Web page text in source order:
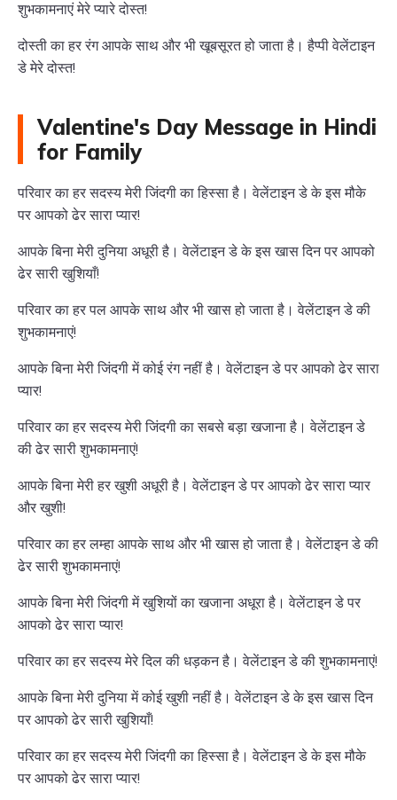
शुभकामनाएं मेरे प्यारे दोस्त!
दोस्ती का हर रंग आपके साथ और भी खूबसूरत हो जाता है। हैप्पी वेलेंटाइन
डे मेरे दोस्त!
Valentine's Day Message in Hindi
for Family
परिवार का हर सदस्य मेरी जिंदगी का हिस्सा है। वेलेंटाइन डे के इस मौके
पर आपको ढेर सारा प्यार!
आपके बिना मेरी दुनिया अधूरी है। वेलेंटाइन डे के इस खास दिन पर आपको
ढेर सारी खुशियाँ!
परिवार का हर पल आपके साथ और भी खास हो जाता है। वेलेंटाइन डे की
शुभकामनाएं!
आपके बिना मेरी जिंदगी में कोई रंग नहीं है। वेलेंटाइन डे पर आपको ढेर सारा
प्यार!
परिवार का हर सदस्य मेरी जिंदगी का सबसे बड़ा खजाना है। वेलेंटाइन डे
की ढेर सारी शुभकामनाएं!
आपके बिना मेरी हर खुशी अधूरी है। वेलेंटाइन डे पर आपको ढेर सारा प्यार
और खुशी!
परिवार का हर लम्हा आपके साथ और भी खास हो जाता है। वेलेंटाइन डे की
ढेर सारी शुभकामनाएं!
आपके बिना मेरी जिंदगी में खुशियों का खजाना अधूरा है। वेलेंटाइन डे पर
आपको ढेर सारा प्यार!
परिवार का हर सदस्य मेरे दिल की धड़कन है। वेलेंटाइन डे की शुभकामनाएं!
आपके बिना मेरी दुनिया में कोई खुशी नहीं है। वेलेंटाइन डे के इस खास दिन
पर आपको ढेर सारी खुशियाँ!
परिवार का हर सदस्य मेरी जिंदगी का हिस्सा है। वेलेंटाइन डे के इस मौके
पर आपको ढेर सारा प्यार!